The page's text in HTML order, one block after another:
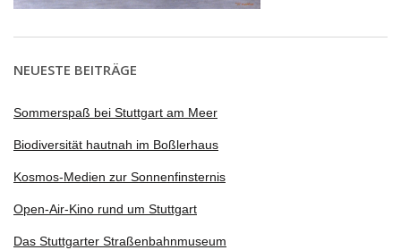
NEUESTE BEITRÄGE
Sommerspaß bei Stuttgart am Meer
Biodiversität hautnah im Boßlerhaus
Kosmos-Medien zur Sonnenfinsternis
Open-Air-Kino rund um Stuttgart
Das Stuttgarter Straßenbahnmuseum